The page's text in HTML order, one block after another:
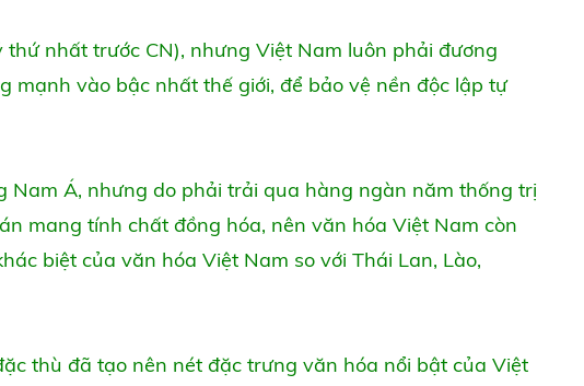
nhất trước CN), nhưng Việt Nam luôn phải đương
mạnh vào bậc nhất thế giới, để bảo vệ nền độc lập tự
Nam Á, nhưng do phải trải qua hàng ngàn năm thống trị
mang tính chất đồng hóa, nên văn hóa Việt Nam còn
biệt của văn hóa Việt Nam so với Thái Lan, Lào,
thù đã tạo nên nét đặc trưng văn hóa nổi bật của Việt